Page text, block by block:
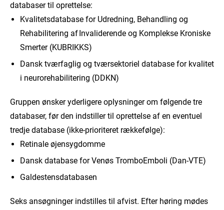
databaser til oprettelse:
Kvalitetsdatabase for Udredning, Behandling og
Rehabilitering af Invaliderende og Komplekse Kroniske
Smerter (KUBRIKKS)
Dansk tværfaglig og tværsektoriel database for kvalitet
i neurorehabilitering (DDKN)
Gruppen ønsker yderligere oplysninger om følgende tre
databaser, før den indstiller til oprettelse af en eventuel
tredje database (ikke-prioriteret rækkefølge):
Retinale øjensygdomme
Dansk database for Venøs TromboEmboli (Dan-VTE)
Galdestensdatabasen
Seks ansøgninger indstilles til afvist. Efter høring mødes